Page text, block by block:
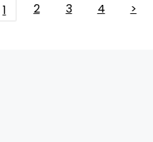
1 2 3 4 >